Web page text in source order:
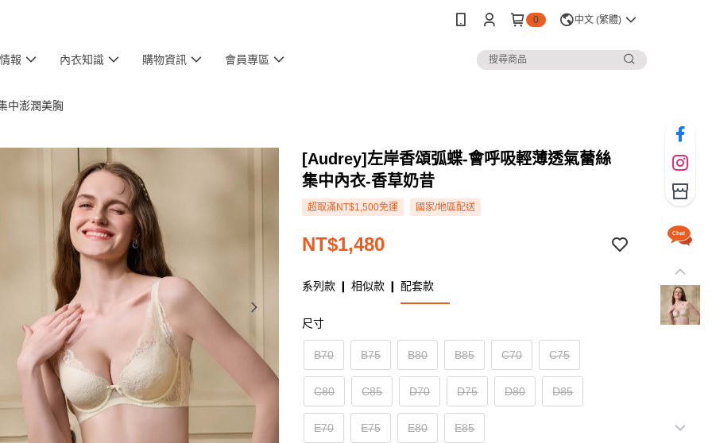
0 中文 (繁體)
報 內衣知識 購物資訊 會員專區
中澎潤美胸
[Audrey]左岸香頌弧蝶-會呼吸輕薄透氣蕾絲
集中內衣-香草奶昔
超取滿NT$1,500免運 國家/地區配送
NT$1,480
系列款 ❙ 相似款 ❙ 配套款
尺寸
B70 B75 B80 B85 C70 C75
C80 C85 D70 D75 D80 D85
E70 E75 E80 E85